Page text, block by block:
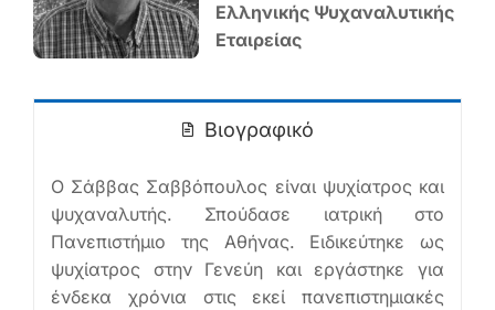
Επικοινωνία
Ελληνικά
Ελληνικής Ψυχαναλυτικής
Εταιρείας
Βιογραφικό
Ο Σάββας Σαββόπουλος είναι ψυχίατρος και
ψυχαναλυτής. Σπούδασε ιατρική στo
Πανεπιστήμιο της Αθήνας. Ειδικεύτηκε ως
ψυχίατρος στην Γενεύη και εργάστηκε για
ένδεκα χρόνια στις εκεί πανεπιστημιακές